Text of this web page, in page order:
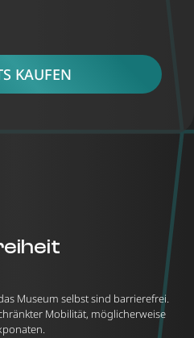
KAUFEN
Museum selbst sind barrierefrei.
Mobilität, möglicherweise